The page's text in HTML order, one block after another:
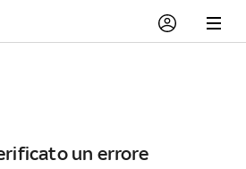
un errore